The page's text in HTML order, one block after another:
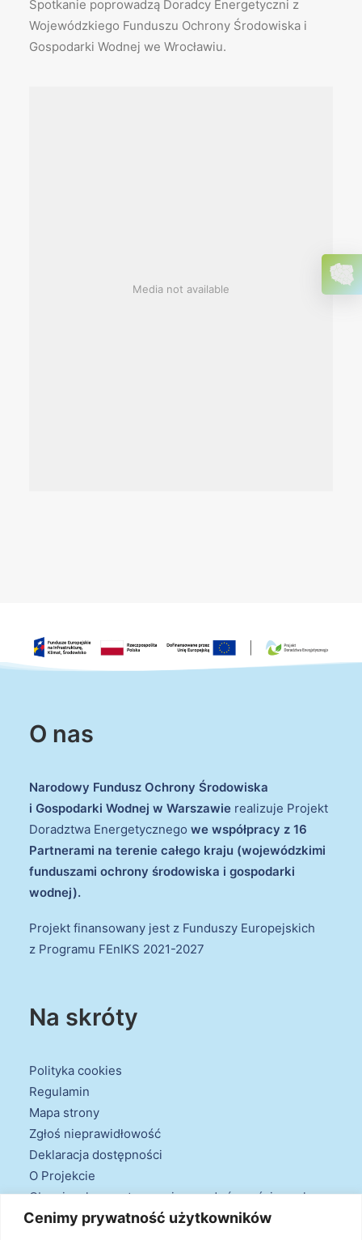
Cenimy prywatność użytkowników
Spotkanie poprowadzą Doradcy Energetyczni z
Wojewódzkiego Funduszu Ochrony Środowiska i
Gospodarki Wodnej we Wrocławiu.
Media not available
O nas
Narodowy Fundusz Ochrony Środowiska
i Gospodarki Wodnej w Warszawie realizuje Projekt
Doradztwa Energetycznego we współpracy z 16
Partnerami na terenie całego kraju (wojewódzkimi
funduszami ochrony środowiska i gospodarki
wodnej).
Projekt finansowany jest z Funduszy Europejskich
z Programu FEnIKS 2021-2027
Na skróty
Polityka cookies
Regulamin
Mapa strony
Zgłoś nieprawidłowość
Deklaracja dostępności
O Projekcie
Obowiązek przestrzegania zasad równościowych
oraz warunków podstawowych